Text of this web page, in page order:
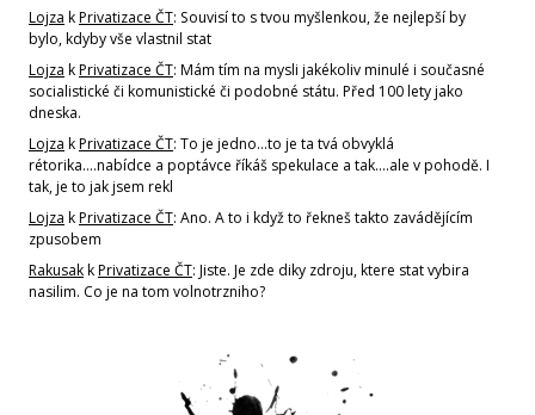
Lojza kPrivatizace ČT: Souvisí to s tvou myšlenkou, že nejlepší by
bylo, kdyby vše vlastnil stat
Lojza kPrivatizace ČT: Mám tím na mysli jakékoliv minulé i současné
socialistické či komunistické či podobné státu. Před 100 lety jako
dneska.
Lojza kPrivatizace ČT: To je jedno...to je ta tvá obvyklá
rétorika....nabídce a poptávce říkáš spekulace a tak....ale v pohodě. I
tak, je to jak jsem rekl
Lojza kPrivatizace ČT: Ano. A to i když to řekneš takto zavádějícím
zpusobem
RakusakkPrivatizace ČT: Jiste. Je zde diky zdroju, ktere stat vybira
nasilim. Co je na tom volnotrzniho?